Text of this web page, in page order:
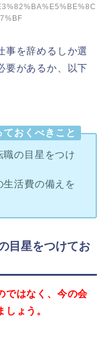
事を辞めるしか選
要があるか、以下
おくべきこと
の目星をつけ
活費の備えを
目星をつけてお
ではなく、今の会
ょう。